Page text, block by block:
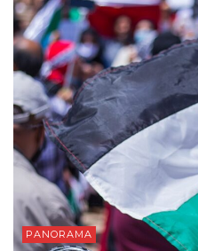
PANORAMA